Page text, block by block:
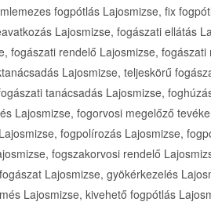
fogpótlás Lajosmizse, fix
Lajosmizse, fogászati ellátás
fogászati rendelő Lajosmizse, fogászati
Lajosmizse, teljeskörű
tanácsadás Lajosmizse,
Lajosmizse, fogorvosi megelőző
fogpolírozás Lajosmizse,
fogszakorvosi rendelő
Lajosmizse, gyökérkezelés
Lajosmizse, kivehető fogpótlás